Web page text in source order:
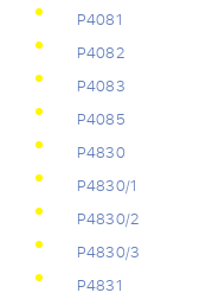
Р4081
Р4082
Р4083
Р4085
Р4830
Р4830/1
Р4830/2
Р4830/3
Р4831